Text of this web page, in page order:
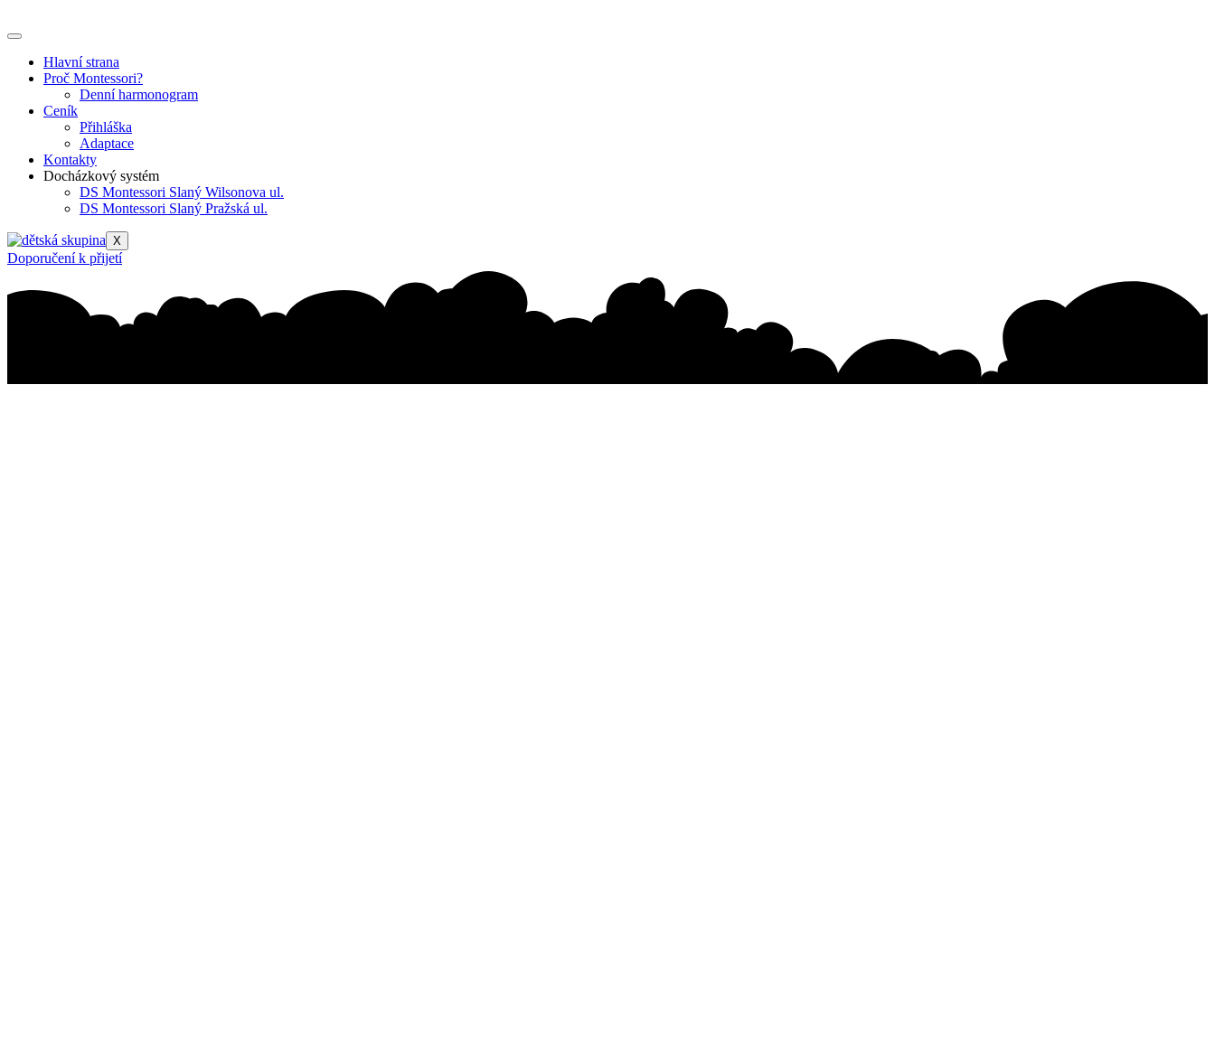
k
Hlavní strana
Proč Montessori?
Denní harmonogram
Ceník
Přihláška
Adaptace
Kontakty
Docházkový systém
DS Montessori Slaný Wilsonova ul.
DS Montessori Slaný Pražská ul.
X
Doporučení k přijetí